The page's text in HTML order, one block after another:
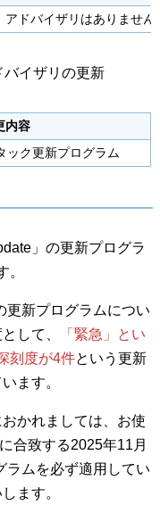
ドバイザリはありません
バイザリの更新
内容
ック更新プログラム
」の更新プログラ
。
更新プログラムについ
して、
「緊急」とい
刻度が4件という更新
ます。
かれましては、お使
合致する2025年11月
ラムを必ず適用してい
ます。